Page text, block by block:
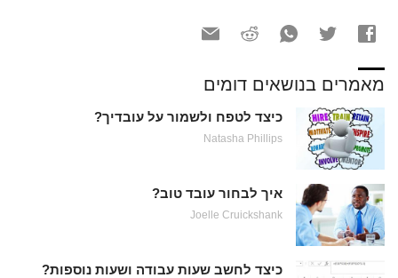
מאמרים בנושאים דומים
כיצד לטפח ולשמור על עובדיך?
Natasha Phillips
איך לבחור עובד טוב?
Joelle Cruickshank
כיצד לחשב שעות עבודה ושעות נוספות?